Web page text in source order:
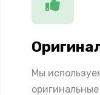
Мы